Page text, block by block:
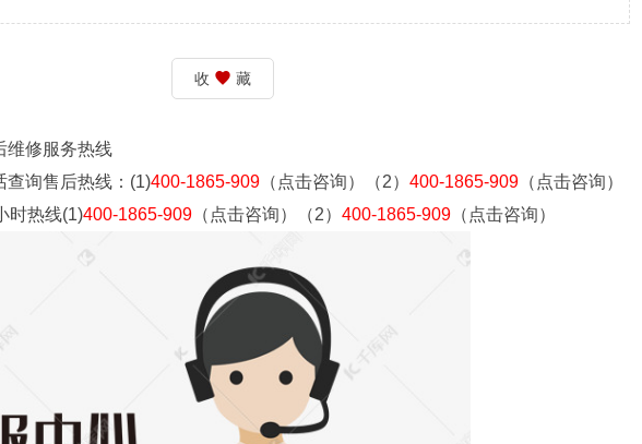
收 藏
维修服务热线
查询售后热线：(1)400-1865-909 （点击咨询）（2） 400-1865-909 （点击咨询）
时热线(1)400-1865-909 （点击咨询）（2） 400-1865-909 （点击咨询）